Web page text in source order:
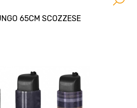
65CM SCOZZESE